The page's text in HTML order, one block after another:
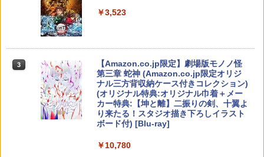
Nintendo Switch 2 Edition
￥7,680
任天堂 【Switch2】ゼルダの伝説 ブレス
オブ ザ ワイルド Nintendo Switch 2 Ed
ition [NXS-P-AAAAH NSW2 ゼルダノデ
ンセツ ブレス オブ ザ ワイルド]
￥6,526
【特典】MARVEL Tōkon: Fighting So
uls(【早期購入封入特典】ロビーのアイ
3
Nintendo Switch2 専用 スリムハードポ
ーチ 収納ケース ハードケース ポーチ 収
納バッグ 耐衝撃 スイッチ2 キャリングケ
ース 軽量 ◇ALW-PU-001
￥1,680
プリート 初回限定版 PS3版「ファイ
ナルファンタジーXIII」体験版・スリー
ブケース付 / アニメ
￥540
【中古】うどんの国の金色毛鞠 第一巻/
Blu−ray Disc/VPXY-71489
3 Nintendo Switch 2(日本語・国内専用)
￥55,491
ニンテンドープリペイド番号 9000円|オ
ンラインコード版
￥7,286
3
【純正品】ディスクドライブ(CFI-ZDD1
J) PlayStation 5
￥11,849
トローラー ミッドナイト ブラック(CFI-
3
￥8,020
【純正品】Xbox 充電式バッテリー + US
B-C ケーブル
￥2,618
￥3,523
3
【Amazon.co.jp限定】劇場版モノノ怪
第三章 蛇神 (Amazon.co.jp限定オリジ
ナル三方背収納ケース付きコレクション)
(オリジナル特典:オリジナル巾着＋メー
カー特典:【坤と離】二振りの剣、十翼よ
り来たる！スタジオ描き下ろしイラスト
ボード付) [Blu-ray]
￥10,780